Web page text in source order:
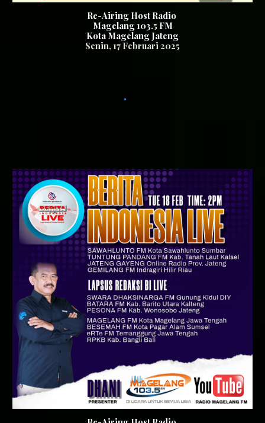
Re-Airing Host Radio
Magelang 103.5 FM
Kota Magelang Jateng
Senin, 17 Februari 2025